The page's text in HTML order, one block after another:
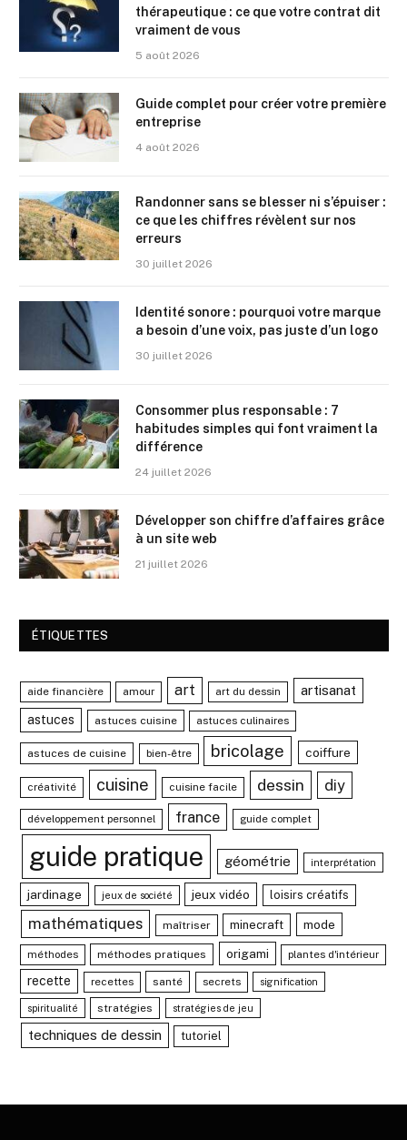
thérapeutique : ce que votre contrat dit
vraiment de vous
5 août 2026
Guide complet pour créer votre première
entreprise
4 août 2026
Randonner sans se blesser ni s’épuiser :
ce que les chiffres révèlent sur nos
erreurs
30 juillet 2026
Identité sonore : pourquoi votre marque
a besoin d’une voix, pas juste d’un logo
30 juillet 2026
Consommer plus responsable : 7
habitudes simples qui font vraiment la
différence
24 juillet 2026
Développer son chiffre d’affaires grâce
à un site web
21 juillet 2026
ÉTIQUETTES
aide financière amour art art du dessin artisanat
astuces astuces cuisine astuces culinaires
astuces de cuisine bien-être bricolage coiffure
créativité cuisine cuisine facile dessin diy
développement personnel france guide complet
guide pratique géométrie interprétation
jardinage jeux de société jeux vidéo loisirs créatifs
mathématiques maîtriser minecraft mode
méthodes méthodes pratiques origami plantes d'intérieur
recette recettes santé secrets signification
spiritualité stratégies stratégies de jeu
techniques de dessin tutoriel